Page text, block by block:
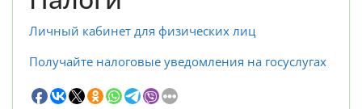
Личный кабинет для физических лиц
Получайте налоговые уведомления на госуслугах